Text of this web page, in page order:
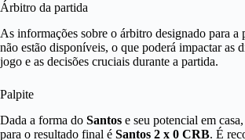
Árbitro da partida
As informações sobre o árbitro designado para a
não estão disponíveis, o que poderá impactar as
jogo e as decisões cruciais durante a partida.
Palpite
Dada a forma do Santos e seu potencial em
para o resultado final é Santos 2 x 0 CRB. É